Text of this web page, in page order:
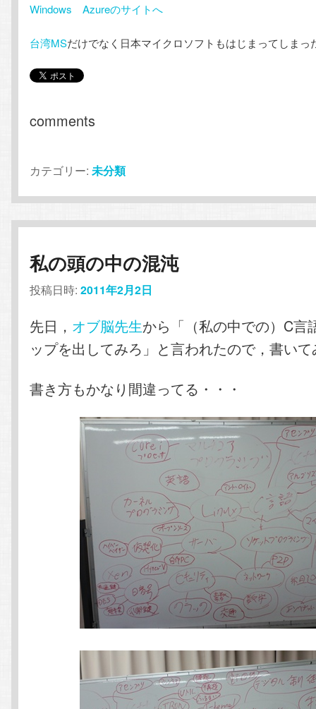
Windows Azureのサイトへ
台湾MSだけでなく日本マイクロソフトもはじまってしまっ
comments
カテゴリー: 未分類
私の頭の中の混沌
投稿日時:2011年2月2日
先日， オブ脳先生から「（私の中での）C言
ップを出してみろ」と言われたので，書い
書き方もかなり間違ってる・・・